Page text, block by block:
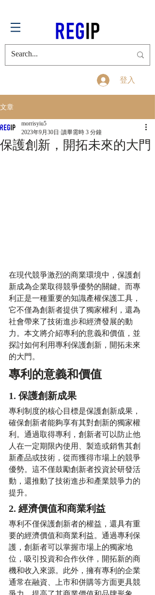
登入
文章
保護創新，開拓未來的大門
morrisyiu5
2023年9月30日 讀畢需時 3 分鐘
在現代競爭激烈的商業環境中，保護創
新成為企業取得競爭優勢的關鍵。而專
利正是一種重要的知識產權保護工具，
它不僅為創新者提供了獨家權利，還為
社會帶來了技術進步和經濟發展的動
力。本文將介紹專利的意義和價值，並
探討如何利用專利保護創新，開拓未來
的大門。
專利的意義和價值
1. 保護創新成果
專利制度的核心目標是保護創新成果，
確保創新者能夠享有其對創新的獨家權
利。通過取得專利，創新者可以防止他
人在一定期限內使用、製造或銷售其創
新產品或技術，從而獲得市場上的競爭
優勢。這不僅鼓勵創新者投資於研發活
動，還推動了技術進步和產業競爭力的
提升。
2. 經濟價值和商業利益
專利不僅保護創新者的權益，還具有重
要的經濟價值和商業利益。通過專利保
護，創新者可以掌握市場上的獨家地
位，吸引投資和合作伙伴，開拓新的商
機和收入來源。此外，擁有專利的企業
通常在融資、上市和併購等方面更具競